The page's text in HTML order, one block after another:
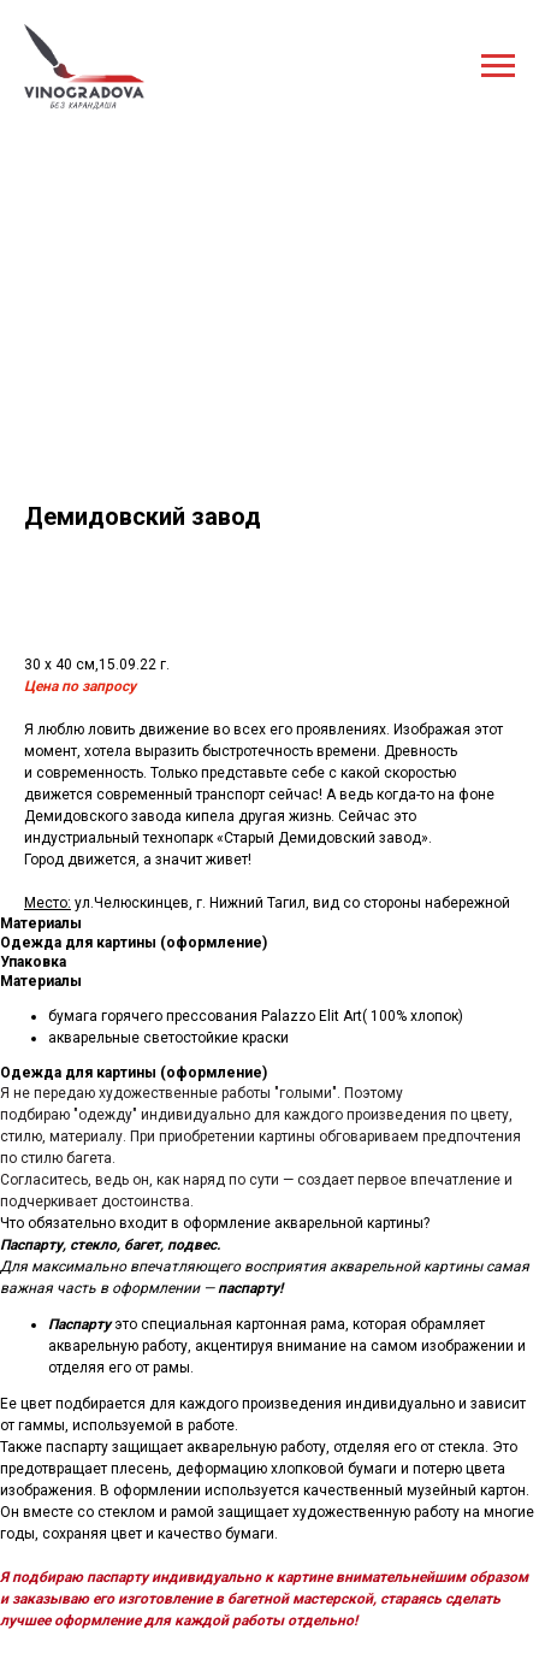
Демидовский завод
30 х 40 см,15.09.22 г.
Цена по запросу
Я люблю ловить движение во всех его проявлениях. Изображая этот
момент, хотела выразить быстротечность времени. Древность
и современность. Только представьте себе с какой скоростью
движется современный транспорт сейчас! А ведь когда-то на фоне
Демидовского завода кипела другая жизнь. Сейчас это
индустриальный технопарк «Старый Демидовский завод».
Город движется, а значит живет!
Место: ул.Челюскинцев, г. Нижний Тагил, вид со стороны набережной
Материалы
Одежда для картины (оформление)
Упаковка
Материалы
бумага горячего прессования Palazzo Elit Art( 100% хлопок)
акварельные светостойкие краски
Одежда для картины (оформление)
Я не передаю художественные работы "голыми". Поэтому
подбираю "одежду" индивидуально для каждого произведения по цвету,
стилю, материалу. При приобретении картины обговариваем предпочтения
по стилю багета.
Согласитесь, ведь он, как наряд по сути — создает первое впечатление и
подчеркивает достоинства.
Что обязательно входит в оформление акварельной картины?
Паспарту, стекло, багет, подвес.
Для максимально впечатляющего восприятия акварельной картины самая
важная часть в оформлении —паспарту!
Паспартуэто специальная картонная рама, которая обрамляет
акварельную работу, акцентируя внимание на самом изображении и
отделяя его от рамы.
Ее цвет подбирается для каждого произведения индивидуально и зависит
от гаммы, используемой в работе.
Также паспарту защищает акварельную работу, отделяя его от стекла. Это
предотвращает плесень, деформацию хлопковой бумаги и потерю цвета
изображения. В оформлении используется качественный музейный картон.
Он вместе со стеклом и рамой защищает художественную работу на многие
годы, сохраняя цвет и качество бумаги.
Я подбираю паспарту индивидуально к картине внимательнейшим образом
и заказываю его изготовление в багетной мастерской, стараясь сделать
лучшее оформление для каждой работы отдельно!